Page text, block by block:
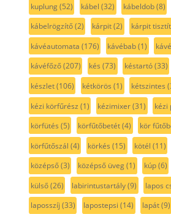
kuplung(52) kábel (32) kábeldob(8)
kábelrögzítő(2) kárpit(2) kárpit
kávéautomata (176) kávébab(1)
kávéfőző(207) kés (73) késtartó(33)
készlet(106) kétkörös (1) kétszintes
kézi körfűrész (1) kézimixer(31) kézi
körfütés (5) körfűtőbetét(4) kör
körfűtőszál (4) körkés (15) kötél (11)
középső(3) középső üveg(1) kúp(6)
külső(26) labirintustartály(9) lapos
laposszíj (33) lapostepsi (14) lapát(9)